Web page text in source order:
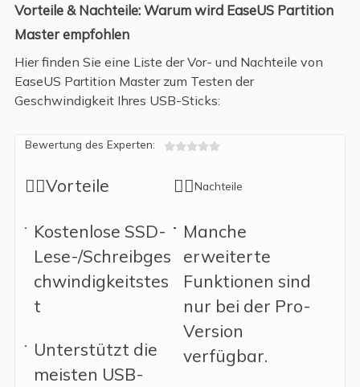
Vorteile & Nachteile: Warum wird EaseUS Partition
Master empfohlen
Hier finden Sie eine Liste der Vor- und Nachteile von
EaseUS Partition Master zum Testen der
Geschwindigkeit Ihres USB-Sticks:
Bewertung des Experten: 
👍🏻Vorteile
Kostenlose SSD-
Lese-/Schreibges
chwindigkeitstes
t
Unterstützt die
meisten USB-
👎🏻Nachteile
Manche
erweiterte
Funktionen sind
nur bei der Pro-
Version
verfügbar.